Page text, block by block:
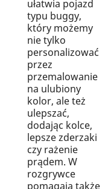
ułatwia pojazd
typu buggy,
który możemy
nie tylko
personalizować
przez
przemalowanie
na ulubiony
kolor, ale też
ulepszać,
dodając kolce,
lepsze zderzaki
czy rażenie
prądem. W
rozgrywce
pomagają także